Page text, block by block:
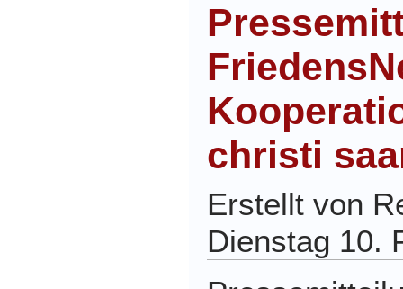
christi
Erstellt von
Dienstag 10.